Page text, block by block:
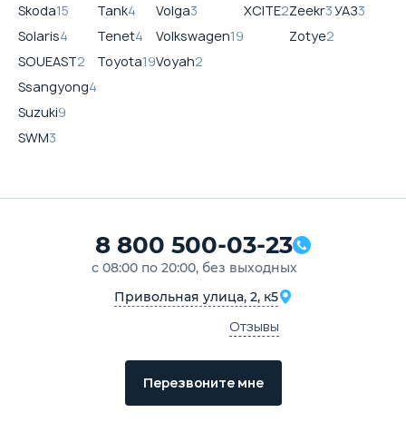
Skoda15
Solaris4
SOUEAST2
Ssangyong4
Suzuki9
SWM3
Tank4
Tenet4
Toyota19
Volga3
Volkswagen19
Voyah2
XCITE2Zeekr3
Zotye2
УАЗ3
8 800 500-03-23
с 08:00 по 20:00, без выходных
Привольная улица, 2, к5
Отзывы
Перезвоните мне